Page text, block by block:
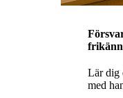
Lär dig
med